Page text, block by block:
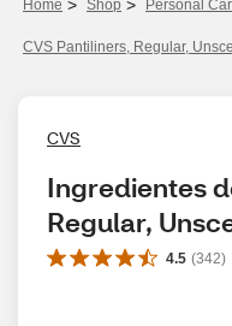
Home > Shop > Personal
CVS Pantiliners, Regular,
CVS
Ingredientes
Regular,
4.5 (342)